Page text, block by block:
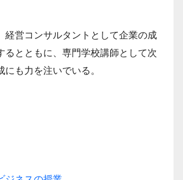
経営コンサルタントとして企業の成
るとともに、専門学校講師として次
にも力を注いでいる。